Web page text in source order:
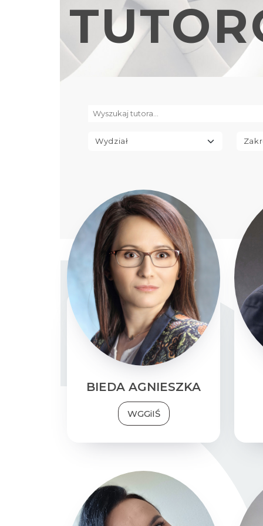
BIEDA AGNIESZKA
WGGiIŚ
WGGiIŚ
BIEDA AGNIESZKA
W dydaktyce i nauce
działam na pograniczu
nauk technicznych i
społecznych.
Uważam, że
fundamentem wszelkich
podejmowanych przez
nas działań powinien być
GIS oraz metody służące
do analizy percepcji, oceny
jakości, wyboru strategii i
WIMiIP